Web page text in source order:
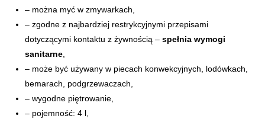
– można myć w zmywarkach,
– zgodne z najbardziej restrykcyjnymi przepisami
dotyczącymi kontaktu z żywnością –spełnia wymogi
sanitarne
– może być używany w piecach konwekcyjnych, lodówkach,
bemarach, podgrzewaczach,
– wygodne piętrowanie,
– pojemność: 4 l,